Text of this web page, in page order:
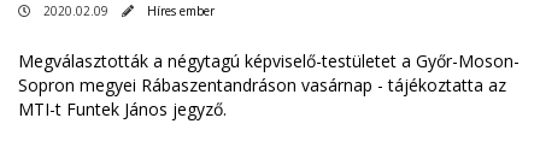
2020.02.09 Híres ember
Megválasztották a négytagú képviselő-testületet a Győr-Moson-
Sopron megyei Rábaszentandráson vasárnap - tájékoztatta az
MTI-t Funtek János jegyző.